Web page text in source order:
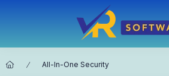
All-In-One Security